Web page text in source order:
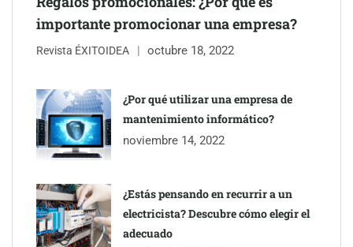
importante promocionar una empresa?
Revista ÉXITOIDEA octubre 18, 2022
¿Por qué utilizar una empresa de
mantenimiento informático?
noviembre 14, 2022
¿Estás pensando en recurrir a un
electricista? Descubre cómo elegir el
adecuado